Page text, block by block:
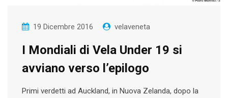
19 Dicembre 2016 velaveneta
I Mondiali di Vela Under 19 si
avviano verso l’epilogo
Primi verdetti ad Auckland, in Nuova Zelanda, dopo la